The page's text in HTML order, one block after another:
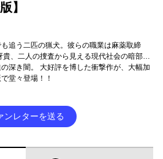
】
追う二匹の猟犬。彼らの職業は麻薬取締
貴、二人の捜査から見える現代社会の暗部…
深き闇。 大好評を博した衝撃作が、大幅加
堂々登場！！
ンレターを送る